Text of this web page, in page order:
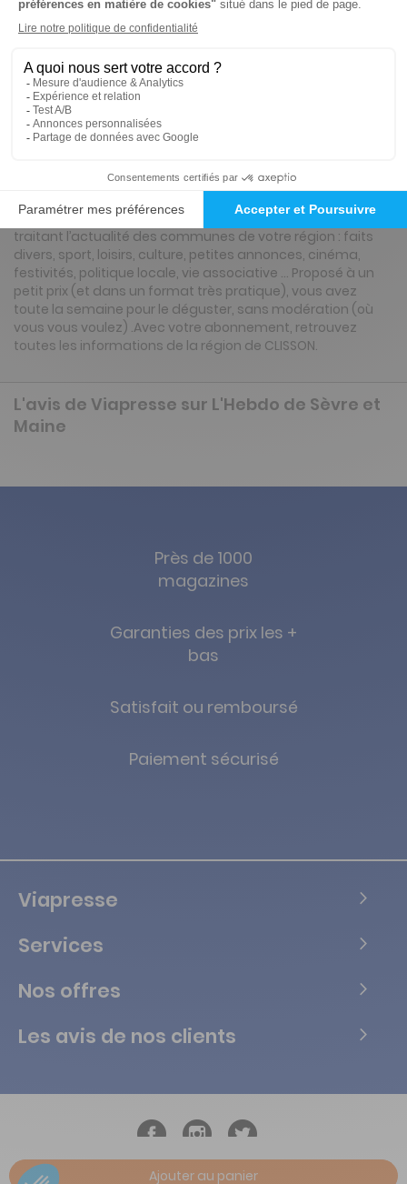
Ajouter au panier
ℹ️Note :les codes promotionnels ne sont pas
valables sur ce titre.
Présentation du magazine L'Hebdo de
A la fois utile et convivial, il s’adresse à toute la famille en
traitant l’actualité des communes de votre région : faits
divers, sport, loisirs, culture, petites annonces, cinéma,
festivités, politique locale, vie associative … Proposé à un
petit prix (et dans un format très pratique), vous avez
toute la semaine pour le déguster, sans modération (où
vous vous voulez) .Avec votre abonnement, retrouvez
toutes les informations de la région de CLISSON.
L'avis de Viapresse sur L'Hebdo de Sèvre et
Maine
Près de 1000
magazines
Garanties des prix les +
bas
Satisfait ou remboursé
Paiement sécurisé
Viapresse
Services
Nos offres
Les avis de nos clients